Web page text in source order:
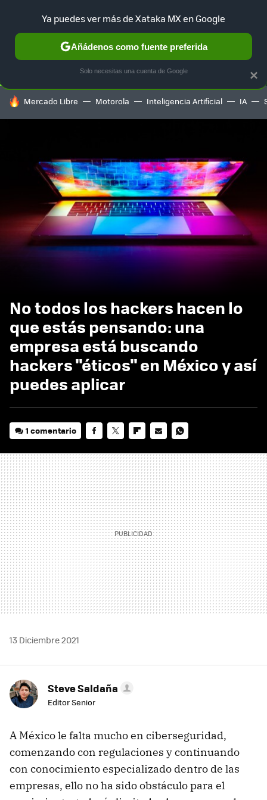
SELECCIÓN GAMING HOME AUTO TERRITORIO
HOY SE HABLA DE
Mercado Libre Motorola Inteligencia Artificial IA
No todos los hackers hacen lo
que estás pensando: una
empresa está buscando
hackers "éticos" en México y así
puedes aplicar
1 comentario
MAIL
13 Diciembre 2021
Steve Saldaña
Editor Senior
A México le falta mucho en ciberseguridad,
comenzando con regulaciones y continuando
con conocimiento especializado dentro de las
empresas, ello no ha sido obstáculo para el
×
Ya puedes ver más de Xataka MX en Google
Añádenos como fuente preferida
Solo necesitas una cuenta de Google